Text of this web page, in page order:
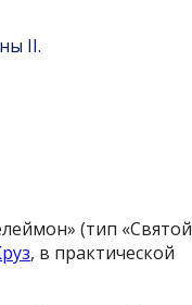
II.
(тип «Святой
, в практической